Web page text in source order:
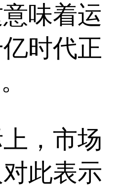
味着运
时代正
，市场
对此表示